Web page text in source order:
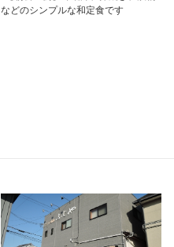
などのシンプルな和定食です